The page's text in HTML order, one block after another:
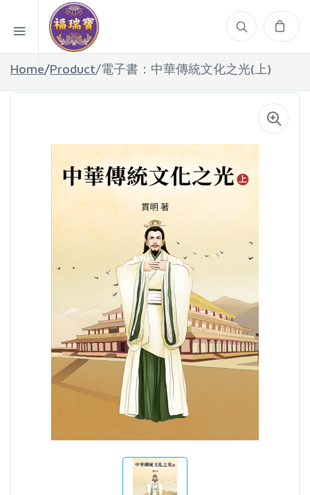
Home/Product/電子書：中華傳統文化之光(上)